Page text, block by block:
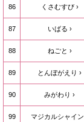
86 くさむすび
87 いばる
88 ねごと
89 とんぼがえり
90 みがわり
99 マジカルシャイン